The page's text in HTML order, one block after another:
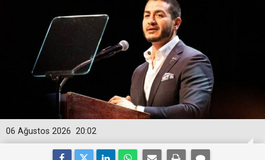
20:02
06 Ağustos 2026